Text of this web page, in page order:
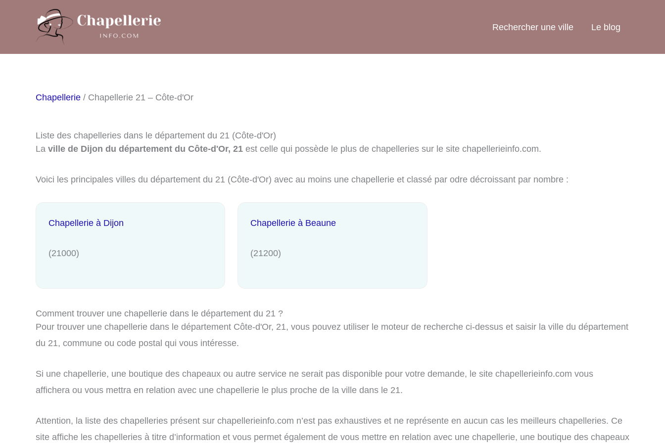
Rechercher une ville Le blog
Chapellerie / Chapellerie 21 – Côte-d'Or
Liste des chapelleries dans le département du 21 (Côte-d'Or)
La ville de Dijon du département du Côte-d'Or, 21 est celle qui possède le plus de chapelleries sur le site chapellerieinfo.com.
Voici les principales villes du département du 21 (Côte-d'Or) avec au moins une chapellerie et classé par odre décroissant par nombre :
Chapellerie à Dijon
(21000)
Chapellerie à Beaune
(21200)
Comment trouver une chapellerie dans le département du 21 ?
Pour trouver une chapellerie dans le département Côte-d'Or, 21, vous pouvez utiliser le moteur de recherche ci-dessus et saisir la ville du département
du 21, commune ou code postal qui vous intéresse.
Si une chapellerie, une boutique des chapeaux ou autre service ne serait pas disponible pour votre demande, le site chapellerieinfo.com vous
affichera ou vous mettra en relation avec une chapellerie le plus proche de la ville dans le 21.
Attention, la liste des chapelleries présent sur chapellerieinfo.com n’est pas exhaustives et ne représente en aucun cas les meilleurs chapelleries. Ce
site affiche les chapelleries à titre d’information et vous permet également de vous mettre en relation avec une chapellerie, une boutique des chapeaux